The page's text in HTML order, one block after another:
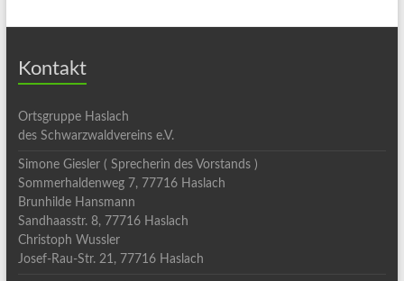
Kontakt
Ortsgruppe Haslach
des Schwarzwaldvereins e.V.
Simone Giesler ( Sprecherin des Vorstands )
Sommerhaldenweg 7, 77716 Haslach
Brunhilde Hansmann
Sandhaasstr. 8, 77716 Haslach
Christoph Wussler
Josef-Rau-Str. 21, 77716 Haslach